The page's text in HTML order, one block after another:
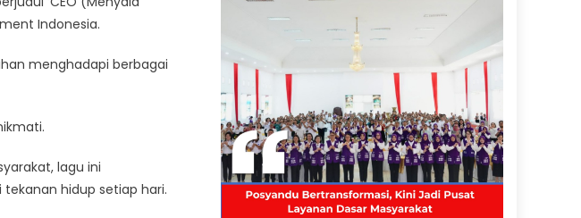
Indonesia.
menghadapi berbagai
lagu ini
hidup setiap hari.